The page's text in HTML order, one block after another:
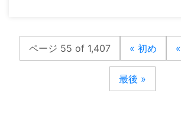
ページ 55 of 1,407 « 初め «
最後 »